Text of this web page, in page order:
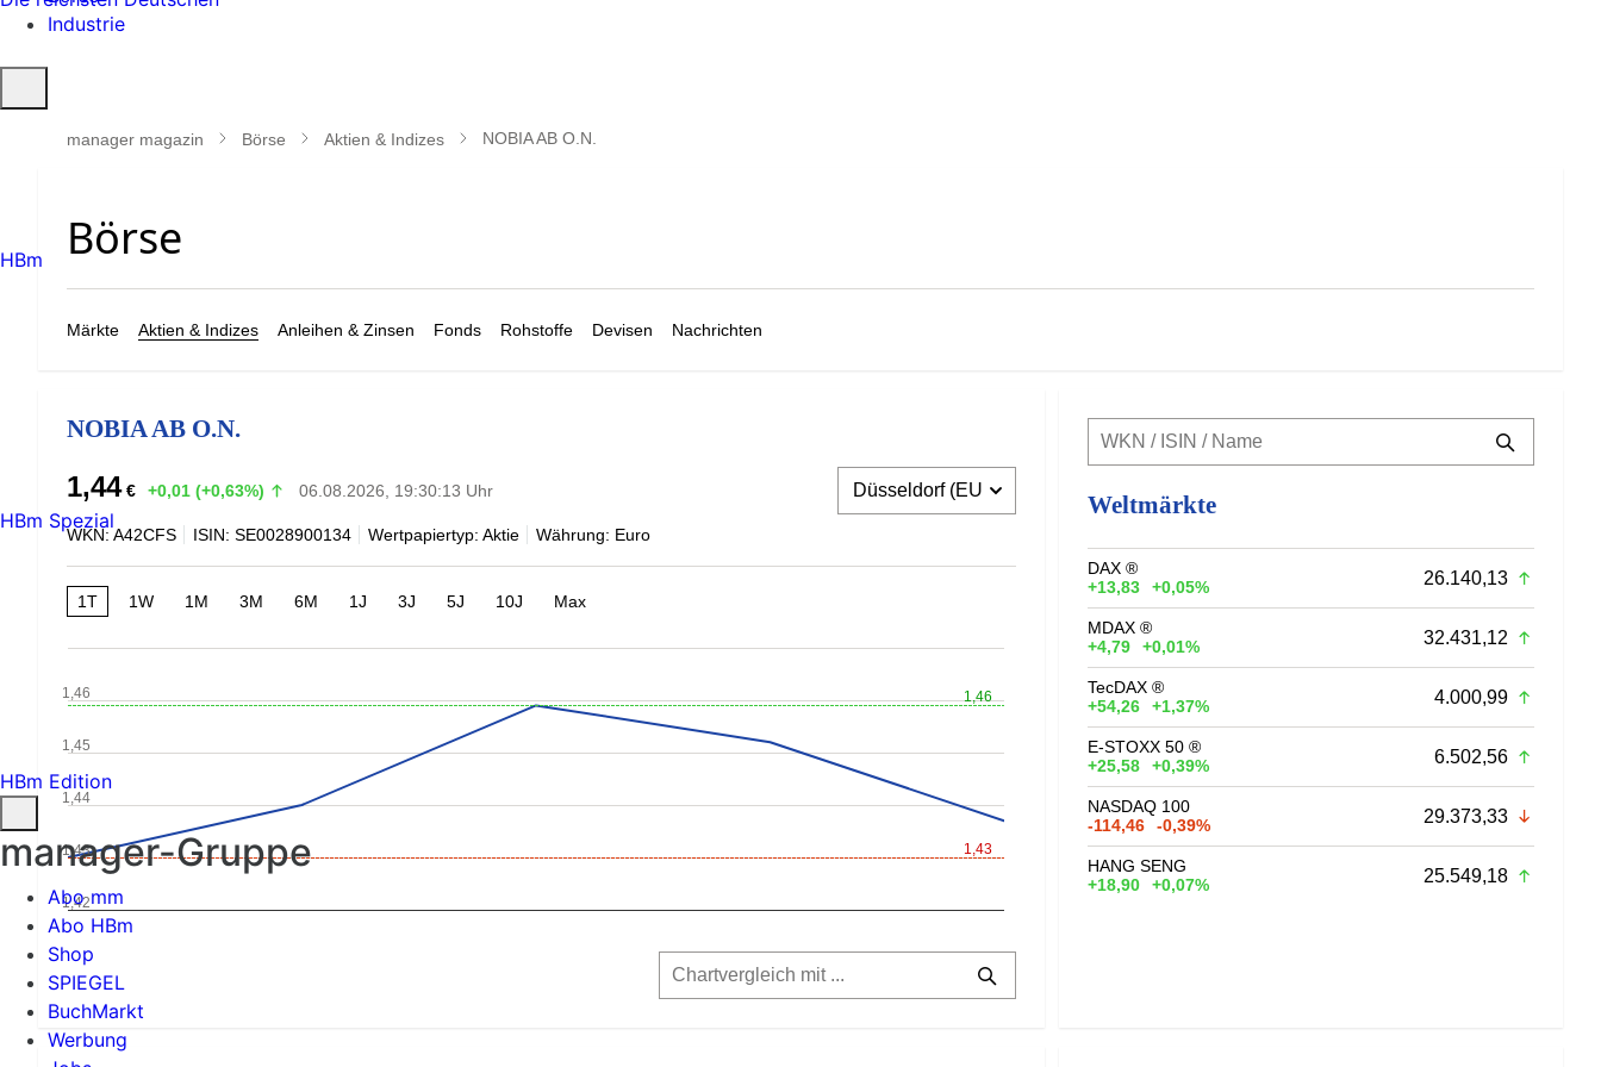
Industrie
öffnen
manager magazin Börse Aktien & Indizes NOBIA AB O.N.
Märkte Aktien & Indizes Anleihen & Zinsen Fonds Rohstoffe Devisen Nachrichten
NOBIA AB O.N.
1,44 € +0,01 (+0,63%) 06.08.2026, 19:30:13 Uhr
WKN: A42CFS ISIN: SE0028900134 Wertpapiertyp: Aktie Währung: Euro
1T 1W 1M 3M 6M 1J 3J 5J 10J Max
1,46
1,43
1,42
1,43
1,44
1,45
1,46
Weltmärkte
DAX ®
+13,83
+0,05% 26.140,13
MDAX ®
+4,79
+0,01% 32.431,12
TecDAX ®
+54,26
+1,37% 4.000,99
E-STOXX 50 ®
+25,58
+0,39% 6.502,56
NASDAQ 100
-114,46
-0,39% 29.373,33
HANG SENG
+18,90
+0,07% 25.549,18
HBm
HBm Spezial
HBm Edition
manager-Gruppe
Abo mm
Abo HBm
Shop
SPIEGEL
BuchMarkt
Werbung